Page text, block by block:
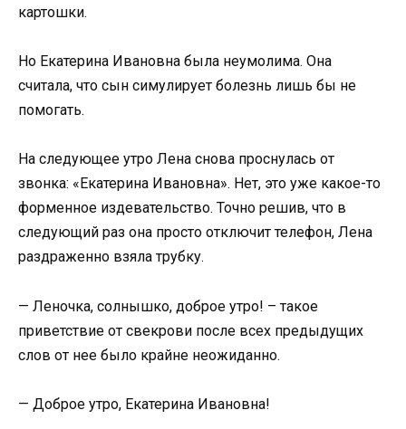
картошки.
Но Екатерина Ивановна была неумолима. Она
считала, что сын симулирует болезнь лишь бы не
помогать.
На следующее утро Лена снова проснулась от
звонка: «Екатерина Ивановна». Нет, это уже какое-то
форменное издевательство. Точно решив, что в
следующий раз она просто отключит телефон, Лена
раздраженно взяла трубку.
— Леночка, солнышко, доброе утро! – такое
приветствие от свекрови после всех предыдущих
слов от нее было крайне неожиданно.
— Доброе утро, Екатерина Ивановна!